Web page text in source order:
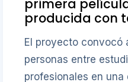
primera
producida con
El proyecto convocó
personas entre
profesionales en